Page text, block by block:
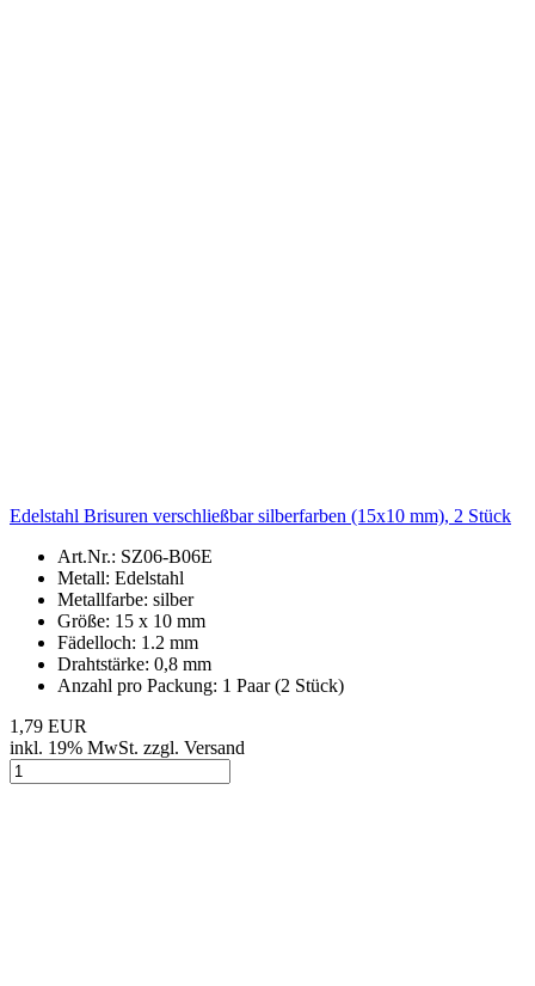
Edelstahl Brisuren verschließbar silberfarben (15x10 mm), 2 Stück
Art.Nr.: SZ06-B06E
Metall: Edelstahl
Metallfarbe: silber
Größe: 15 x 10 mm
Fädelloch: 1.2 mm
Drahtstärke: 0,8 mm
Anzahl pro Packung: 1 Paar (2 Stück)
1,79 EUR
inkl. 19% MwSt. zzgl. Versand